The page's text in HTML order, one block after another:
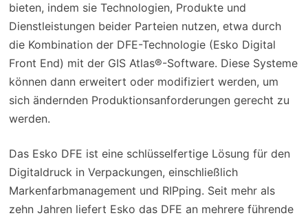
bieten, indem sie Technologien, Produkte und
Dienstleistungen beider Parteien nutzen, etwa durch
die Kombination der DFE-Technologie (Esko Digital
Front End) mit der GIS Atlas®-Software. Diese Systeme
können dann erweitert oder modifiziert werden, um
sich ändernden Produktionsanforderungen gerecht zu
werden.
Das Esko DFE ist eine schlüsselfertige Lösung für den
Digitaldruck in Verpackungen, einschließlich
Markenfarbmanagement und RIPping. Seit mehr als
zehn Jahren liefert Esko das DFE an mehrere führende